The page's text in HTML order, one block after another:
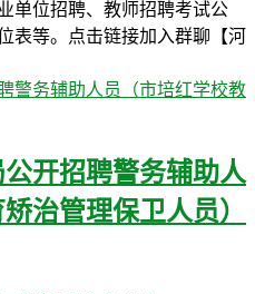
单位招聘、教师招聘考试公
表等。点击链接加入群聊【河
开招聘警务辅助人
治管理保卫人员）